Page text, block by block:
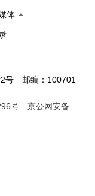
体
2号 邮编：100701
号
京公网安备